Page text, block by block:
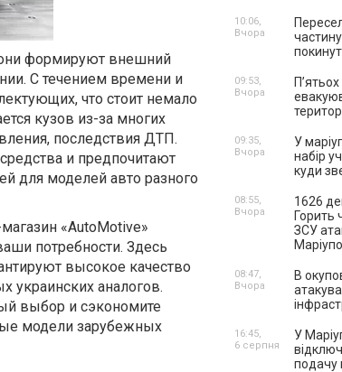
формируют внешний
С течением времени и
что стоит немало
кузов из-за многих
последствия ДТП.
и предпочитают
для моделей авто разного
«AutoMotive»
потребности. Здесь
высокое качество
украинских аналогов.
выбор и сэкономите
модели зарубежных
10:06,
Вчора
П’ятьох
09:53,
Вчора
У
набір
куди
09:35,
Вчора
1626
Горить
ЗСУ
08:55,
Вчора
В
08:47,
Вчора
У
подачу
16:45,
6 серпня